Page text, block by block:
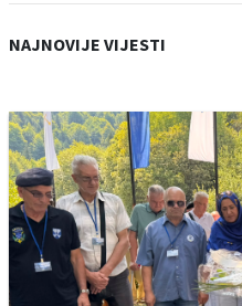
NAJNOVIJE VIJESTI